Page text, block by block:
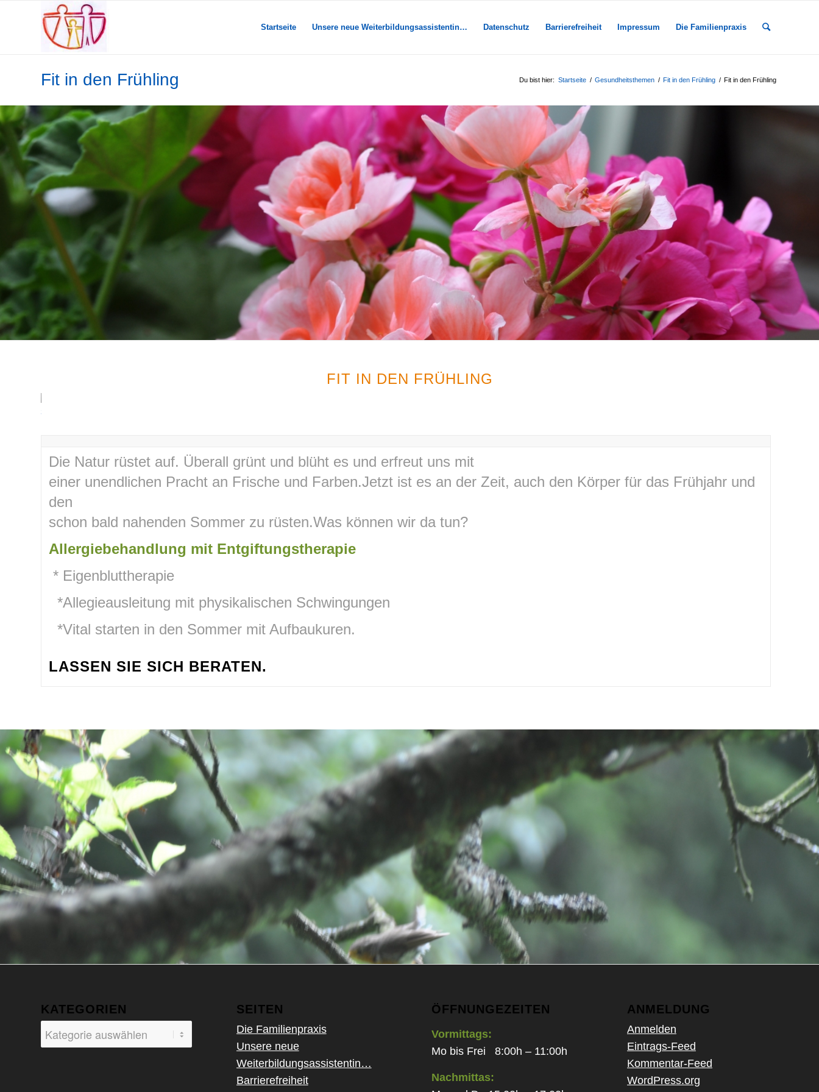
Startseite Unsere neue Weiterbildungsassistentin… Datenschutz Barrierefreiheit Impressum Die Familienpraxis
Fit in den Frühling Du bist hier: Startseite / Gesundheitsthemen / Fit in den Frühling / Fit in den Frühling
FIT IN DEN FRÜHLING
Die Natur rüstet auf. Überall grünt und blüht es und erfreut uns mit
einer unendlichen Pracht an Frische und Farben.Jetzt ist es an der Zeit, auch den Körper für das Frühjahr und
den
schon bald nahenden Sommer zu rüsten.Was können wir da tun?
Allergiebehandlung mit Entgiftungstherapie
* Eigenbluttherapie
*Allegieausleitung mit physikalischen Schwingungen
*Vital starten in den Sommer mit Aufbaukuren.
LASSEN SIE SICH BERATEN.
KATEGORIEN SEITEN
Die Familienpraxis
Unsere neue
Weiterbildungsassistentin…
Barrierefreiheit
ÖFFNUNGEZEITEN
Vormittags:
Mo bis Frei 8:00h – 11:00h
Nachmittas:
ANMELDUNG
Anmelden
Eintrags-Feed
Kommentar-Feed
WordPress.org